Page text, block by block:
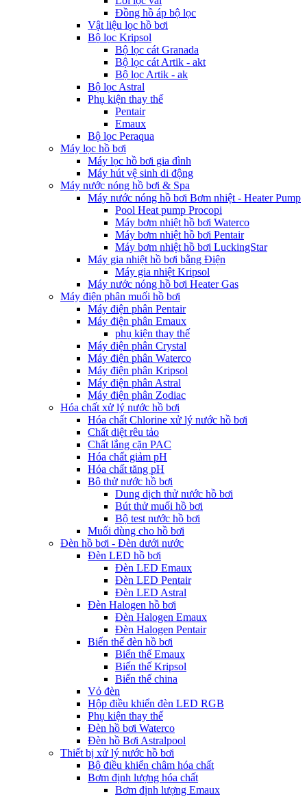
Đồng hồ áp bộ lọc
Vật liệu lọc hồ bơi
Bộ lọc Kripsol
Bộ lọc cát Granada
Bộ lọc cát Artik - akt
Bộ lọc Artik - ak
Bộ lọc Astral
Phụ kiện thay thế
Pentair
Emaux
Bộ lọc Peraqua
Máy lọc hồ bơi
Máy lọc hồ bơi gia đình
Máy hút vệ sinh di động
Máy nước nóng hồ bơi & Spa
Máy nước nóng hồ bơi Bơm nhiệt - Heater Pump
Pool Heat pump Procopi
Máy bơm nhiệt hồ bơi Waterco
Máy bơm nhiệt hồ bơi Pentair
Máy bơm nhiệt hồ bơi LuckingStar
Máy gia nhiệt hồ bơi bằng Điện
Máy gia nhiệt Kripsol
Máy nước nóng hồ bơi Heater Gas
Máy điện phân muối hồ bơi
Máy điện phân Pentair
Máy điện phân Emaux
phụ kiện thay thế
Máy điện phân Crystal
Máy điện phân Waterco
Máy điện phân Kripsol
Máy điện phân Astral
Máy điện phân Zodiac
Hóa chất xử lý nước hồ bơi
Hóa chất Chlorine xử lý nước hồ bơi
Chất diệt rêu tảo
Chất lắng cặn PAC
Hóa chất giảm pH
Hóa chất tăng pH
Bộ thử nước hồ bơi
Dung dịch thử nước hồ bơi
Bút thử muối hồ bơi
Bộ test nước hồ bơi
Muối dùng cho hồ bơi
Đèn hồ bơi - Đèn dưới nước
Đèn LED hồ bơi
Đèn LED Emaux
Đèn LED Pentair
Đèn LED Astral
Đèn Halogen hồ bơi
Đèn Halogen Emaux
Đèn Halogen Pentair
Biến thế đèn hồ bơi
Biến thế Emaux
Biến thế Kripsol
Biến thế china
Vỏ đèn
Hộp điều khiển đèn LED RGB
Phụ kiện thay thế
Đèn hồ bơi Waterco
Đèn hồ Bơi Astralpool
Thiết bị xử lý nước hồ bơi
Bộ điều khiển châm hóa chất
Bơm định lượng hóa chất
Bơm định lượng Emaux